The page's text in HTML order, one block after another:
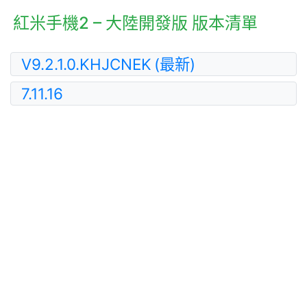
紅米手機2 – 大陸開發版 版本清單
V9.2.1.0.KHJCNEK (最新)
7.11.16